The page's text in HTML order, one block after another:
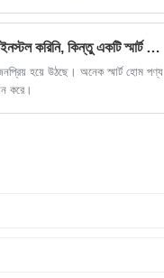
যখন আমার বাড়ি সংস্কার করা হয়, কেন আমি একটি সাধারণ সুইচ ইনস্টল করিনি, কিন্তু একটি স্মার্ট ভয়েস সুইচ বেছে নিলাম?
হয়ে উঠছে। অনেক স্মার্ট হোম পণ্য
করে।